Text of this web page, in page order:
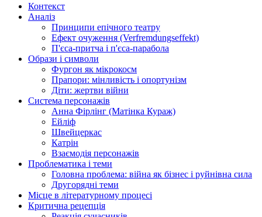
Контекст
Аналіз
Принципи епічного театру
Ефект очуження (Verfremdungseffekt)
П'єса-притча і п'єса-парабола
Образи і символи
Фургон як мікрокосм
Прапори: мінливість і опортунізм
Діти: жертви війни
Система персонажів
Анна Фірлінг (Матінка Кураж)
Ейліф
Швейцеркас
Катрін
Взаємодія персонажів
Проблематика і теми
Головна проблема: війна як бізнес і руйнівна сила
Другорядні теми
Місце в літературному процесі
Критична рецепція